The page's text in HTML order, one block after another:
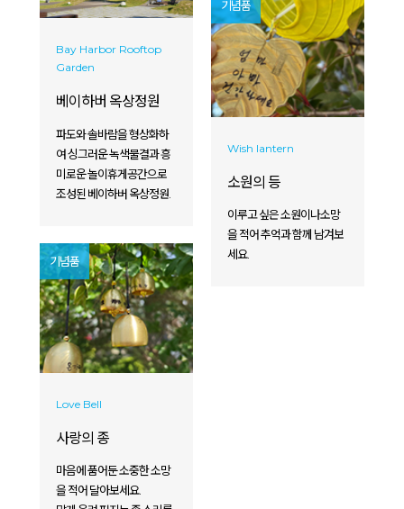
Bay Harbor Rooftop
Garden
베이하버 옥상정원
파도와 솔바람을 형상화하
여 싱그러운 녹색물결과 흥
미로운 놀이휴게공간으로
조성된 베이하버 옥상정원.
Wish lantern
소원의 등
이루고 싶은 소원이나소망
을 적어 추억과 함께 남겨보
세요.
기념품
Love Bell
사랑의 종
마음에 품어둔 소중한 소망
을 적어 달아보세요.
기념품